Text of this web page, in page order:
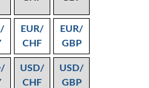
EUR/
CHF
EUR/
GBP
USD/
CHF
USD/
GBP